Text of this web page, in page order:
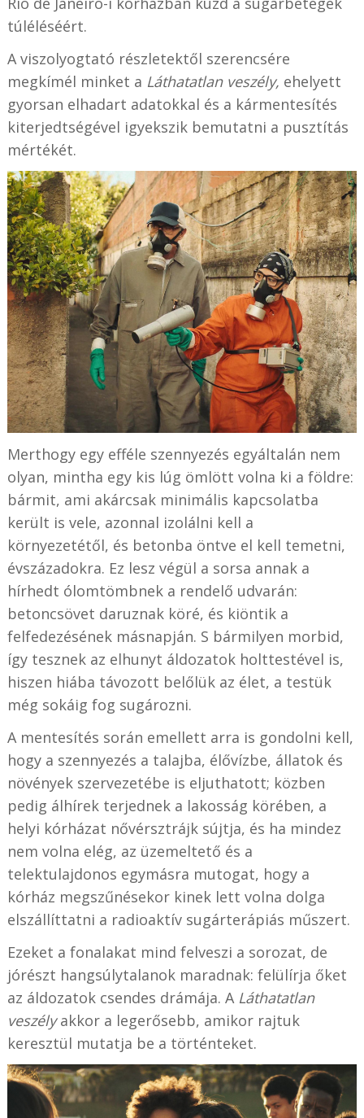
túléléséért.
A viszolyogtató részletektől szerencsére
megkímél minket a Láthatatlan veszély, ehelyett
gyorsan elhadart adatokkal és a kármentesítés
kiterjedtségével igyekszik bemutatni a pusztítás
mértékét.
Merthogy egy efféle szennyezés egyáltalán nem
olyan, mintha egy kis lúg ömlött volna ki a földre:
bármit, ami akárcsak minimális kapcsolatba
került is vele, azonnal izolálni kell a
környezetétől, és betonba öntve el kell temetni,
évszázadokra. Ez lesz végül a sorsa annak a
hírhedt ólomtömbnek a rendelő udvarán:
betoncsövet daruznak köré, és kiöntik a
felfedezésének másnapján. S bármilyen morbid,
így tesznek az elhunyt áldozatok holttestével is,
hiszen hiába távozott belőlük az élet, a testük
még sokáig fog sugározni.
A mentesítés során emellett arra is gondolni kell,
hogy a szennyezés a talajba, élővízbe, állatok és
növények szervezetébe is eljuthatott; közben
pedig álhírek terjednek a lakosság körében, a
helyi kórházat nővérsztrájk sújtja, és ha mindez
nem volna elég, az üzemeltető és a
telektulajdonos egymásra mutogat, hogy a
kórház megszűnésekor kinek lett volna dolga
elszállíttatni a radioaktív sugárterápiás műszert.
Ezeket a fonalakat mind felveszi a sorozat, de
jórészt hangsúlytalanok maradnak: felülírja őket
az áldozatok csendes drámája. A Láthatatlan
veszélyakkor a legerősebb, amikor rajtuk
keresztül mutatja be a történteket.